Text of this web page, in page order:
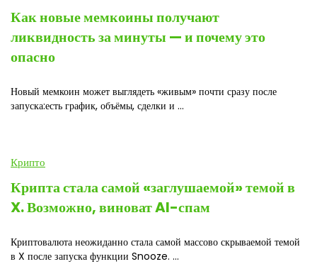
Как новые мемкоины получают
ликвидность за минуты — и почему это
опасно
Новый мемкоин может выглядеть «живым» почти сразу после
запуска:есть график, объёмы, сделки и ...
Крипто
Крипта стала самой «заглушаемой» темой в
X. Возможно, виноват AI-спам
Криптовалюта неожиданно стала самой массово скрываемой темой
в X после запуска функции Snooze. ...